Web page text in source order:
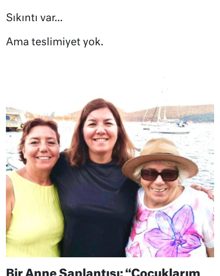
Sıkıntı var…
Ama teslimiyet yok.